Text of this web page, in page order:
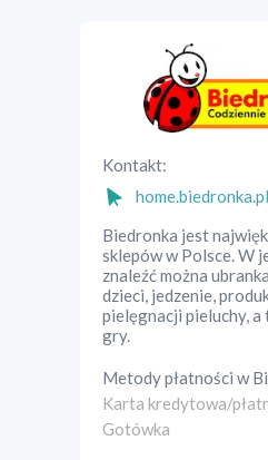
Kontakt:
home.biedronka.pl
Biedronka jest
sklepów w Polsce. W
znaleźć można
dzieci, jedzenie,
pielęgnacji pieluchy, a
gry.
Metody płatności w
Karta kredytowa/
Gotówka